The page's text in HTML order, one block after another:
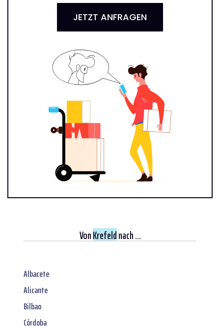
JETZT ANFRAGEN
VonKrefeldnach ...
Albacete
Alicante
Bilbao
Córdoba